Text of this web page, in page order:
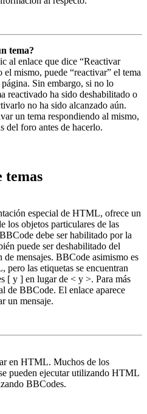
tema?
al enlace que dice “Reactivar
el mismo, puede “reactivar” el tema
Sin embargo, si no lo
reactivado ha sido deshabilitado o
no ha sido alcanzado aún.
un tema respondiendo al mismo,
del foro antes de hacerlo.
temas
especial de HTML, ofrece un
los objetos particulares de las
debe ser habilitado por la
puede ser deshabilitado del
mensajes. BBCode asimismo es
las etiquetas se encuentran
[ y ] en lugar de < y >. Para más
de BBCode. El enlace aparece
un mensaje.
en HTML. Muchos de los
pueden ejecutar utilizando HTML
BBCodes.